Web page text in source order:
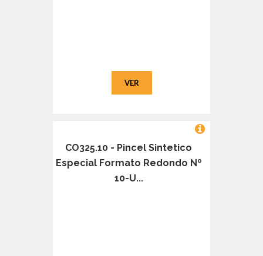
VER
CO325.10 - Pincel Sintetico
Especial Formato Redondo Nº
10-U...